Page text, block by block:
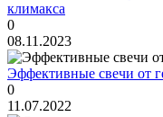
климакса
0
08.11.2023
Эффективные свечи от
0
11.07.2022